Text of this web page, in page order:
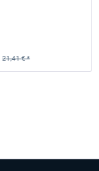
21,41 € *